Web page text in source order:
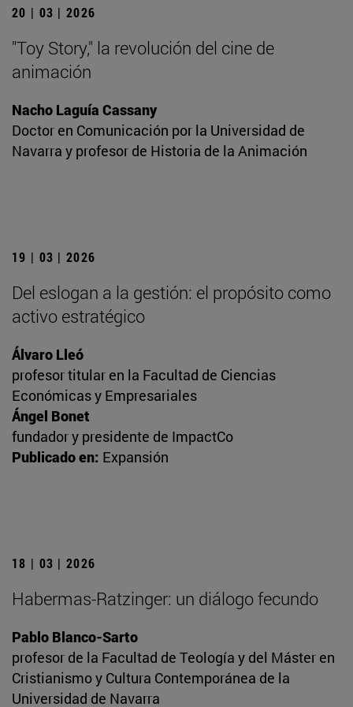
20 | 03 | 2026
"Toy Story," la revolución del cine de
animación
Nacho Laguía Cassany
Doctor en Comunicación por la Universidad de
Navarra y profesor de Historia de la Animación
19 | 03 | 2026
Del eslogan a la gestión: el propósito como
activo estratégico
Álvaro Lleó
profesor titular en la Facultad de Ciencias
Económicas y Empresariales
Ángel Bonet
fundador y presidente de ImpactCo
Publicado en: Expansión
18 | 03 | 2026
Habermas-Ratzinger: un diálogo fecundo
Pablo Blanco-Sarto
profesor de la Facultad de Teología y del Máster en
Cristianismo y Cultura Contemporánea de la
Universidad de Navarra